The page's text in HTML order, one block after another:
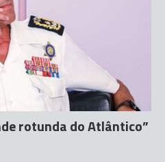
rotunda do Atlântico”